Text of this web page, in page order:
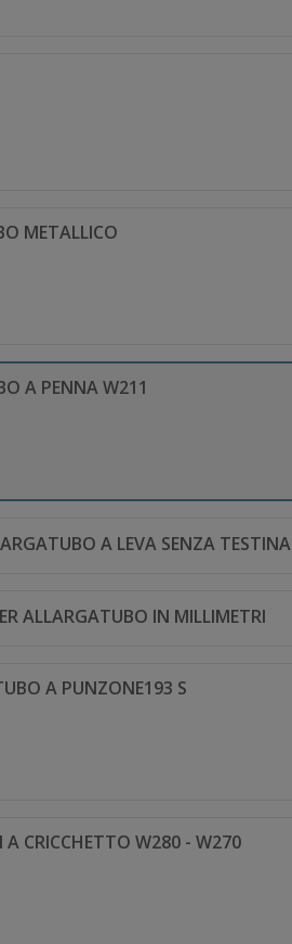
METALLICO
A PENNA W211
A LEVA SENZA TESTINA
ALLARGATUBO IN MILLIMETRI
A PUNZONE193 S
A CRICCHETTO W280 - W270